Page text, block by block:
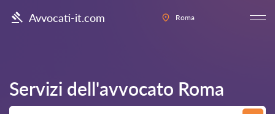
Avvocati-it.com Roma
Servizi dell'avvocato Roma